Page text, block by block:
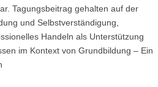
Tagungsbeitrag gehalten auf der
und Selbstverständigung,
Handeln als Unterstützung
im Kontext von Grundbildung – Ein